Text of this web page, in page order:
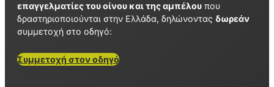
επαγγελματίες του οίνου και της αμπέλου που
δραστηριοποιούνται στην Ελλάδα, δηλώνοντας δωρεάν
συμμετοχή στο οδηγό:
Συμμετοχή στον οδηγό